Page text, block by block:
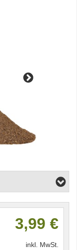
3,99 €
inkl. MwSt.